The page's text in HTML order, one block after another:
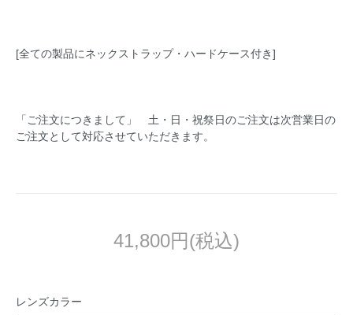
[全ての製品にネックストラップ・ハードケース付き]
「ご注文につきまして」 土・日・祝祭日のご注文は次営業日の
ご注文として対応させていただきます。
41,800円(税込)
レンズカラー